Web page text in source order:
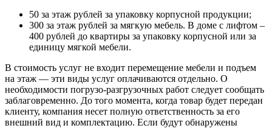
50 за этаж рублей за упаковку корпусной продукции;
300 за этаж рублей за мягкую мебель. В доме с лифтом –
400 рублей до квартиры за упаковку корпусной или за
единицу мягкой мебели.
В стоимость услуг не входит перемещение мебели и подъем
на этаж — эти виды услуг оплачиваются отдельно. О
необходимости погрузо-разгрузочных работ следует сообщать
заблаговременно. До того момента, когда товар будет передан
клиенту, компания несет полную ответственность за его
внешний вид и комплектацию. Если будут обнаружены